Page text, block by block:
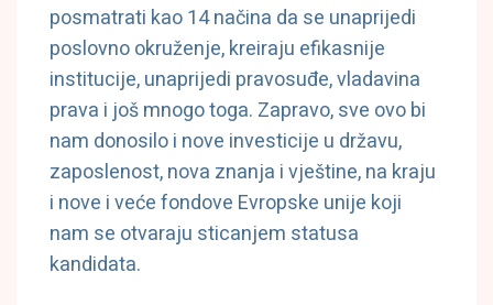
posmatrati kao 14 načina da se unaprijedi
poslovno okruženje, kreiraju efikasnije
institucije, unaprijedi pravosuđe, vladavina
prava i još mnogo toga. Zapravo, sve ovo bi
nam donosilo i nove investicije u državu,
zaposlenost, nova znanja i vještine, na kraju
i nove i veće fondove Evropske unije koji
nam se otvaraju sticanjem statusa
kandidata.